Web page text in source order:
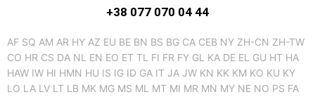
+38 077 070 04 44
AF SQ AM AR HY AZ EU BE BN BS BG CA CEB NY ZH-CN ZH-TW
CO HR CS DA NL EN EO ET TL FI FR FY GL KA DE EL GU HT HA
HAW IW HI HMN HU IS IG ID GA IT JA JW KN KK KM KO KU KY
LO LA LV LT LB MK MG MS ML MT MI MR MN MY NE NO PS FA